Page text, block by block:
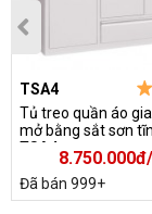
TSA4
Tủ treo quần áo
mở bằng sắt sơn
TSA4
Đã bán 999+